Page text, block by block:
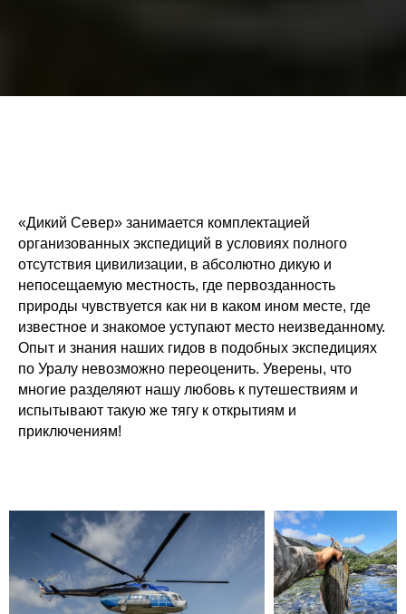
«Дикий Север» занимается комплектацией
организованных экспедиций в условиях полного
отсутствия цивилизации, в абсолютно дикую и
непосещаемую местность, где первозданность
природы чувствуется как ни в каком ином месте, где
известное и знакомое уступают место неизведанному.
Опыт и знания наших гидов в подобных экспедициях
по Уралу невозможно переоценить. Уверены, что
многие разделяют нашу любовь к путешествиям и
испытывают такую же тягу к открытиям и
приключениям!